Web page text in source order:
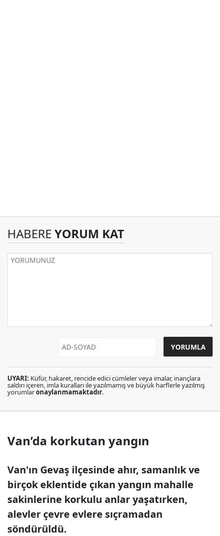
HABERE YORUM KAT
UYARI: Küfür, hakaret, rencide edici cümleler veya imalar, inançlara
saldırı içeren, imla kuralları ile yazılmamış ve büyük harflerle yazılmış
yorumlaronaylanmamaktadır.
Van’da korkutan yangın
Van'ın Gevaş ilçesinde ahır, samanlık ve
birçok eklentide çıkan yangın mahalle
sakinlerine korkulu anlar yaşatırken,
alevler çevre evlere sıçramadan
söndürüldü.